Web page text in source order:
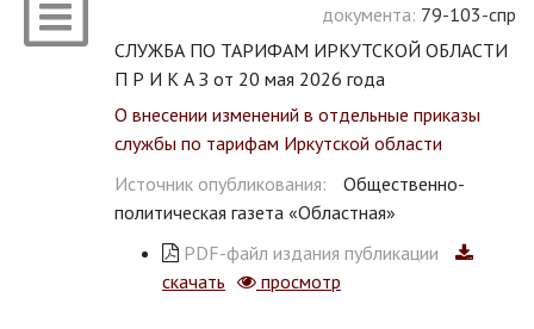
документа: 79-103-спр
СЛУЖБА ПО ТАРИФАМ ИРКУТСКОЙ ОБЛАСТИ
П Р И К А З от 20 мая 2026 года
О внесении изменений в отдельные приказы
службы по тарифам Иркутской области
Источник опубликования:
Общественно-
политическая газета «Областная»
PDF-файл издания публикации
скачать
просмотр